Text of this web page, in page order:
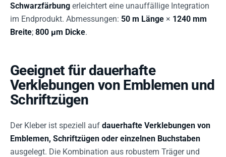
Schwarzfärbung erleichtert eine unauffällige Integration
im Endprodukt. Abmessungen: 50 m Länge × 1240 mm
Breite; 800 µm Dicke.
Geeignet für dauerhafte
Verklebungen von Emblemen und
Schriftzügen
Der Kleber ist speziell auf dauerhafte Verklebungen von
Emblemen, Schriftzügen oder einzelnen Buchstaben
ausgelegt. Die Kombination aus robustem Träger und